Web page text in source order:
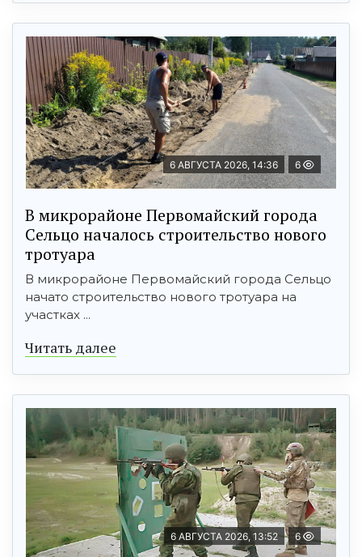
6 АВГУСТА 2026, 14:36 6
В микрорайоне Первомайский города
Сельцо началось строительство нового
тротуара
В микрорайоне Первомайский города Сельцо
начато строительство нового тротуара на
участках ...
Читать далее
6 АВГУСТА 2026, 13:52 6